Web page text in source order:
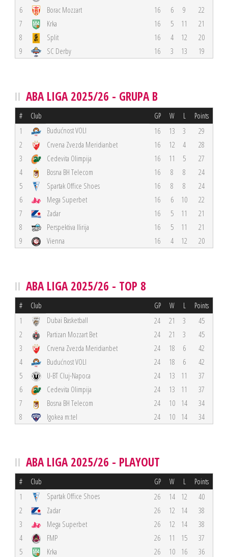
6
Borac Mozzart 16 6 9
22
7
Krka 16 5 11
21
8
Split 16 4 12
20
9
SC Derby 16 3 13 19
ABA LIGA 2025/26 - GRUPA B
# Club GP W L Points
1 Budućnost VOLI 16 13 3
29
2
Crvena Zvezda Meridianbet 16 12 4
28
3
Cedevita Olimpija 16 11 5
27
4
Bosna BH Telecom 16 8 8
24
5
Spartak Office Shoes 16 8 8
24
6
Mega Superbet 16 6 10
22
7
Zadar 16 5 11
21
8
Perspektiva Ilirija 16 5 11
21
9
Vienna 16 4 12 20
ABA LIGA 2025/26 - TOP 8
# Club GP W L Points
1 Dubai Basketball 24 21 3
45
2
Partizan Mozzart Bet 24 21 3
45
3
Crvena Zvezda Meridianbet 24 18 6
42
4
Budućnost VOLI 24 18 6
42
5
U-BT Cluj-Napoca 24 13 11
37
6
Cedevita Olimpija 24 13 11
37
7
Bosna BH Telecom 24 10 14
34
8
Igokea m:tel 24 10 14 34
ABA LIGA 2025/26 - PLAYOUT
# Club GP W L Points
1 Spartak Office Shoes 26 14 12
40
2
Zadar 26 12 14
38
3
Mega Superbet 26 12 14
38
4
FMP 26 11 15
37
5
Krka 26 10 16
36